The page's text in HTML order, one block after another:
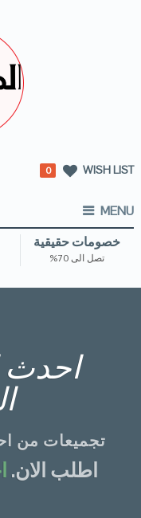
WISH LIST
0
MENU
خصومات حقيقية
تصل الى 70%
تجميعات من
اطلب الان.